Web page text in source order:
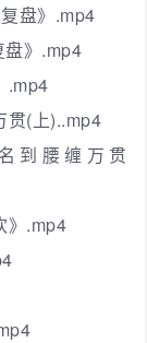
盘》.mp4
》.mp4
.mp4
贯(上)..mp4
到腰缠万贯
》.mp4